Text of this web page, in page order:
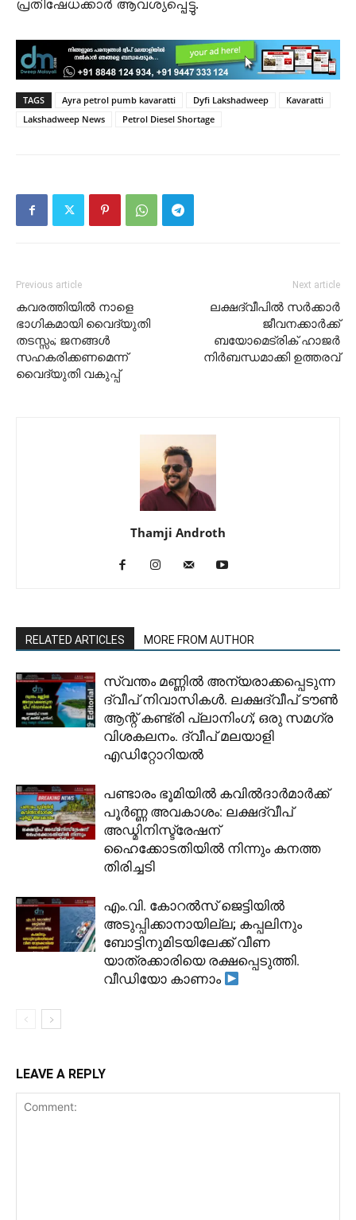
പ്രതിഷേധക്കാർ ആവശ്യപ്പെട്ടു.
TAGS Ayra petrol pumb kavaratti Dyfi Lakshadweep
Kavaratti
Lakshadweep News
Petrol Diesel Shortage
Previous article
കവരത്തിയിൽ നാളെ
ഭാഗികമായി വൈദ്യുതി
തടസ്സം; ജനങ്ങൾ
സഹകരിക്കണമെന്ന്
വൈദ്യുതി വകുപ്പ്
Next article
ലക്ഷദ്വീപിൽ സർക്കാർ
ജീവനക്കാർക്ക്
ബയോമെട്രിക് ഹാജർ
നിർബന്ധമാക്കി ഉത്തരവ്
Thamji Androth
RELATED ARTICLES MORE FROM AUTHOR
സ്വന്തം മണ്ണിൽ അന്യരാക്കപ്പെടുന്ന
ദ്വീപ് നിവാസികൾ. ലക്ഷദ്വീപ് ടൗൺ
ആന്റ് കണ്ട്രി പ്ലാനിംഗ്; ഒരു സമഗ്ര
വിശകലനം. ദ്വീപ് മലയാളി
എഡിറ്റോറിയൽ
പണ്ടാരം ഭൂമിയിൽ കവിൽദാർമാർക്ക്
പൂർണ്ണ അവകാശം: ലക്ഷദ്വീപ്
അഡ്മിനിസ്ട്രേഷന്
ഹൈക്കോടതിയിൽ നിന്നും കനത്ത
തിരിച്ചടി
​എം.വി. കോറൽസ് ജെട്ടിയിൽ
അടുപ്പിക്കാനായില്ല; കപ്പലിനും
ബോട്ടിനുമിടയിലേക്ക് വീണ
യാത്രക്കാരിയെ രക്ഷപ്പെടുത്തി.
വീഡിയോ കാണാം
LEAVE A REPLY